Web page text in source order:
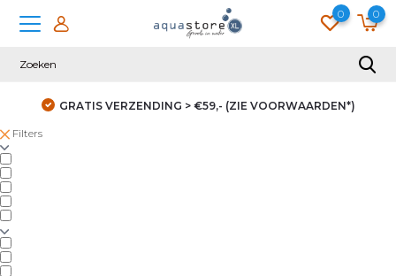
0 0
GRATIS VERZENDING > €59,- (ZIE VOORWAARDEN*)
Filters